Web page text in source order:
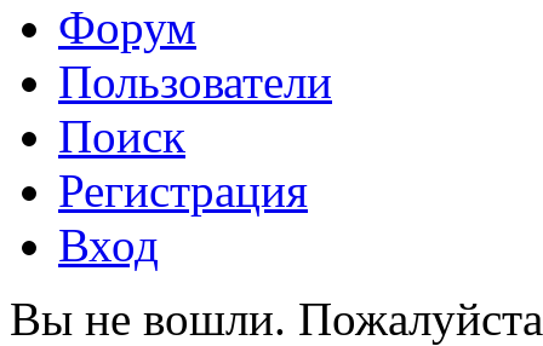
Форум
Пользователи
Поиск
Регистрация
Вход
Вы не вошли.